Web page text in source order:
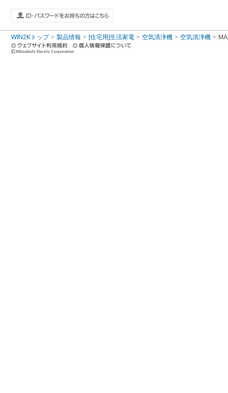
WIN2Kトップ 製品情報 [住宅用]生活家電 空気清浄機 空気清浄機